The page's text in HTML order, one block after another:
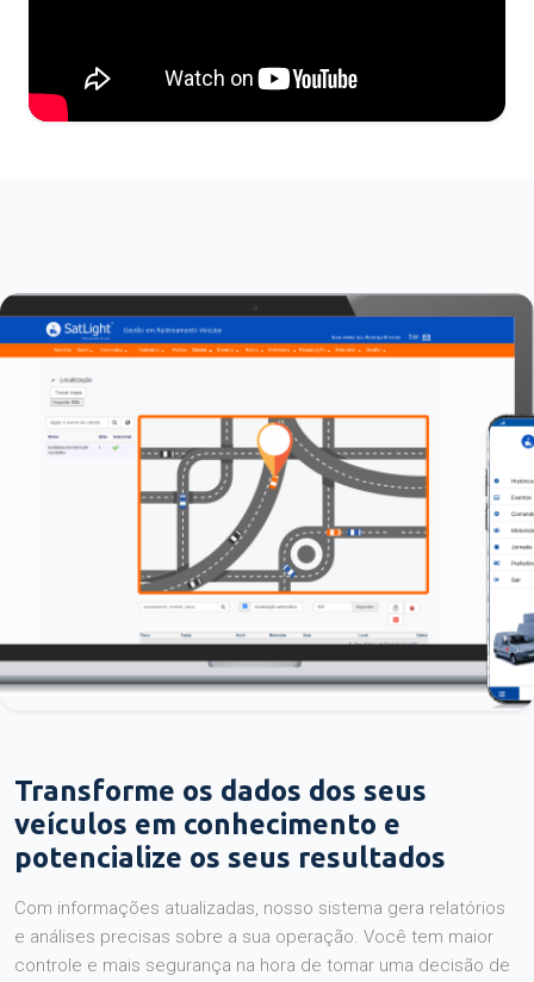
Transforme os dados dos seus
veículos em conhecimento e
potencialize os seus resultados
Com informações atualizadas, nosso sistema gera relatórios
e análises precisas sobre a sua operação. Você tem maior
controle e mais segurança na hora de tomar uma decisão de